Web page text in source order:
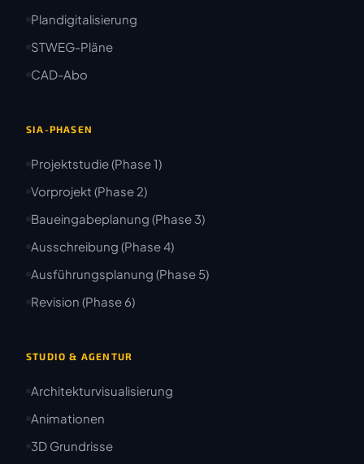
Plandigitalisierung
STWEG-Pläne
CAD-Abo
SIA-PHASEN
Projektstudie (Phase 1)
Vorprojekt (Phase 2)
Baueingabeplanung (Phase 3)
Ausschreibung (Phase 4)
Ausführungsplanung (Phase 5)
Revision (Phase 6)
STUDIO & AGENTUR
Architekturvisualisierung
Animationen
3D Grundrisse